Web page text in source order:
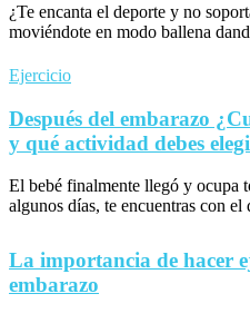
¿Te encanta el deporte y no
moviéndote en modo ballena
Ejercicio
Después del embarazo
y qué actividad debes
El bebé finalmente llegó y ocupa
algunos días, te encuentras con
La importancia de hacer
embarazo